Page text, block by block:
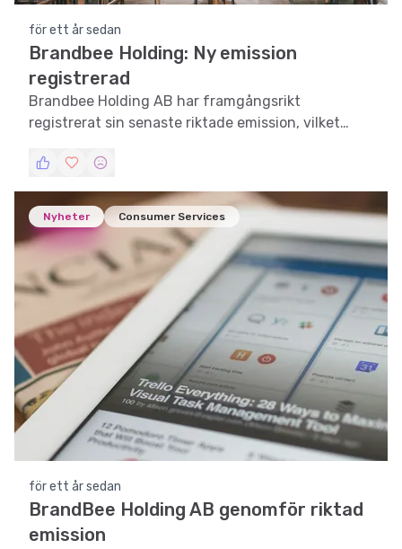
för ett år sedan
Brandbee Holding: Ny emission
registrerad
Brandbee Holding AB har framgångsrikt
registrerat sin senaste riktade emission, vilket
tillväxtmöjligheter.
Nyheter Consumer Services
för ett år sedan
BrandBee Holding AB genomför riktad
emission